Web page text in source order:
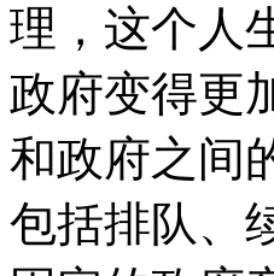
理，这个人
政府变得更
和政府之间
包括排队、